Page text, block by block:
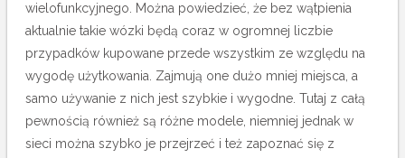
wielofunkcyjnego. Można powiedzieć, że bez wątpienia
aktualnie takie wózki będą coraz w ogromnej liczbie
przypadków kupowane przede wszystkim ze względu na
wygodę użytkowania. Zajmują one dużo mniej miejsca, a
samo używanie z nich jest szybkie i wygodne. Tutaj z całą
pewnością również są różne modele, niemniej jednak w
sieci można szybko je przejrzeć i też zapoznać się z